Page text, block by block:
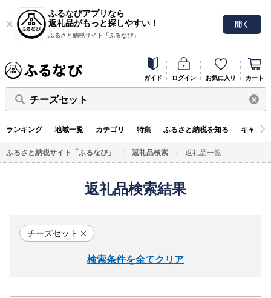
ふるなびアプリなら
返礼品がもっと探しやすい！
ふるさと納税サイト「ふるなび」
開く
ガイド ログイン お気に入り カート
チーズセット
ランキング 地域一覧 カテゴリ 特集 ふるさと納税を知る キャン
ふるさと納税サイト「ふるなび」 返礼品検索 返礼品一覧
返礼品検索結果
チーズセット
検索条件を全てクリア